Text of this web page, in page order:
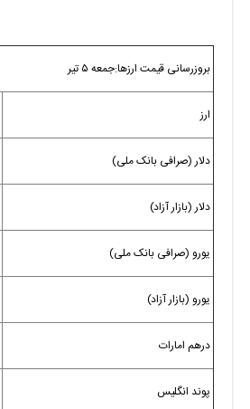
بروزرسانی قیمت ارزها:جمعه ۵ تیر
ارز
دلار (صرافی بانک ملی)
دلار (بازار آزاد)
یورو (صرافی بانک ملی)
یورو (بازار آزاد)
درهم امارات
پوند انگلیس